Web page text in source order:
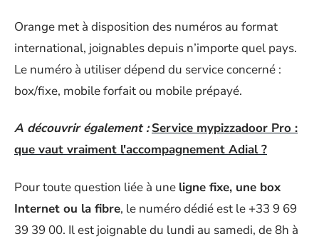
Orange met à disposition des numéros au format
international, joignables depuis n’importe quel pays.
Le numéro à utiliser dépend du service concerné :
box/fixe, mobile forfait ou mobile prépayé.
A découvrir également : Service mypizzadoor Pro :
que vaut vraiment l'accompagnement Adial ?
Pour toute question liée à une ligne fixe, une box
Internet ou la fibre, le numéro dédié est le +33 9 69
39 39 00. Il est joignable du lundi au samedi, de 8h à